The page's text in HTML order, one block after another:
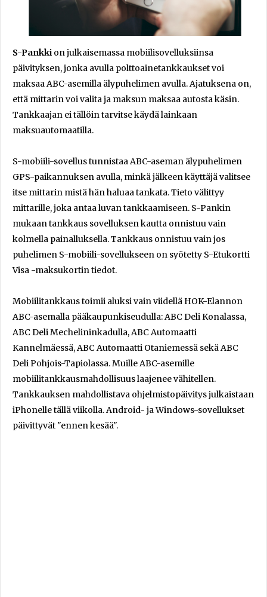
S-Pankki on julkaisemassa mobiilisovelluksiinsa
päivityksen, jonka avulla polttoainetankkaukset voi
maksaa ABC-asemilla älypuhelimen avulla. Ajatuksena on,
että mittarin voi valita ja maksun maksaa autosta käsin.
Tankkaajan ei tällöin tarvitse käydä lainkaan
maksuautomaatilla.
S-mobiili-sovellus tunnistaa ABC-aseman älypuhelimen
GPS-paikannuksen avulla, minkä jälkeen käyttäjä valitsee
itse mittarin mistä hän haluaa tankata. Tieto välittyy
mittarille, joka antaa luvan tankkaamiseen. S-Pankin
mukaan tankkaus sovelluksen kautta onnistuu vain
kolmella painalluksella. Tankkaus onnistuu vain jos
puhelimen S-mobiili-sovellukseen on syötetty S-Etukortti
Visa -maksukortin tiedot.
Mobiilitankkaus toimii aluksi vain viidellä HOK-Elannon
ABC-asemalla pääkaupunkiseudulla: ABC Deli Konalassa,
ABC Deli Mechelininkadulla, ABC Automaatti
Kannelmäessä, ABC Automaatti Otaniemessä sekä ABC
Deli Pohjois-Tapiolassa. Muille ABC-asemille
mobiilitankkausmahdollisuus laajenee vähitellen.
Tankkauksen mahdollistava ohjelmistopäivitys julkaistaan
iPhonelle tällä viikolla. Android- ja Windows-sovellukset
päivittyvät "ennen kesää".